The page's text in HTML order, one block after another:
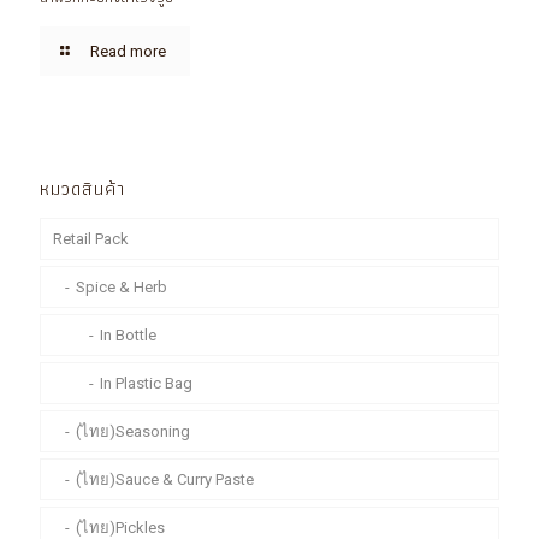
Read more
หมวดสินค้า
Retail Pack
Spice & Herb
In Bottle
In Plastic Bag
(ไทย)Seasoning
(ไทย)Sauce & Curry Paste
(ไทย)Pickles